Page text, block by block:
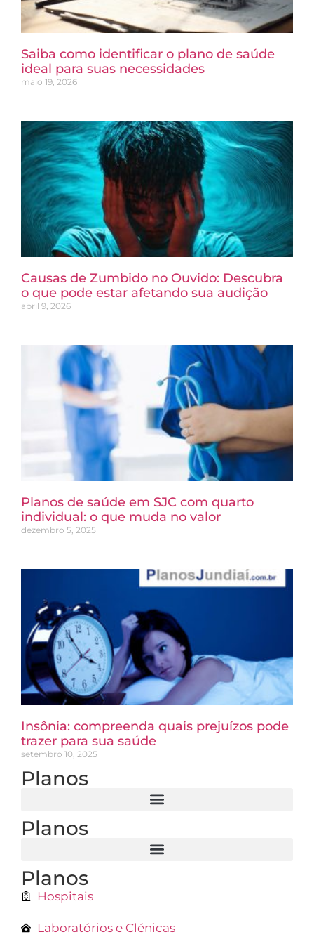
Saiba como identificar o plano de saúde
ideal para suas necessidades
maio 19, 2026
Causas de Zumbido no Ouvido: Descubra
o que pode estar afetando sua audição
abril 9, 2026
Planos de saúde em SJC com quarto
individual: o que muda no valor
dezembro 5, 2025
Insônia: compreenda quais prejuízos pode
trazer para sua saúde
setembro 10, 2025
Planos
Planos
Planos
Hospitais
Laboratórios e Clénicas